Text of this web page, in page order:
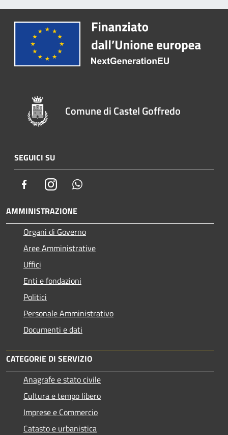
Comune di Castel Goffredo
SEGUICI SU
FacebookInstagram
AMMINISTRAZIONE
Organi di Governo
Aree Amministrative
Uffici
Enti e fondazioni
Politici
Personale Amministrativo
Documenti e dati
CATEGORIE DI SERVIZIO
Anagrafe e stato civile
Cultura e tempo libero
Imprese e Commercio
Catasto e urbanistica